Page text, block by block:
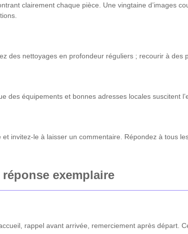
clairement chaque pièce. Une vingtaine d’images
des nettoyages en profondeur réguliers ; recourir à
des équipements et bonnes adresses locales suscitent
invitez-le à laisser un commentaire. Répondez à tous
exemplaire
rappel avant arrivée, remerciement après départ.